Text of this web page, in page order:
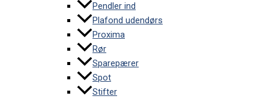
Pendler ind
Plafond udendørs
Proxima
Rør
Sparepærer
Spot
Stifter